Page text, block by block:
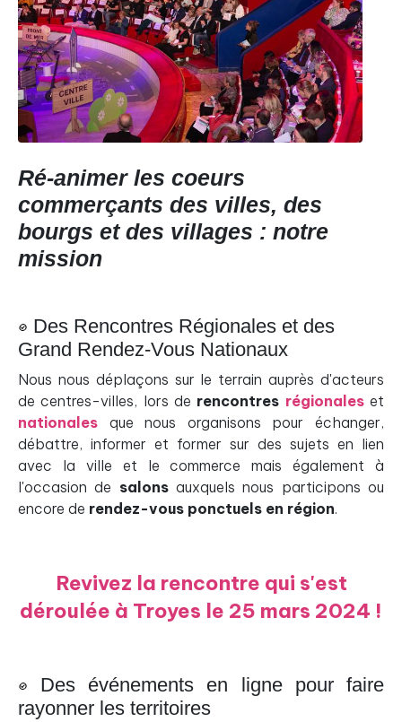
Ré-animer les coeurs
commerçants des villes, des
bourgs et des villages : notre
mission
Des Rencontres Régionales et des
Grand Rendez-Vous Nationaux
Nous nous déplaçons sur le terrain auprès d'acteurs
de centres-villes, lors de rencontres régionales et
nationales que nous organisons pour échanger,
débattre, informer et former sur des sujets en lien
avec la ville et le commerce mais également à
l'occasion de salonsauxquels nous participons ou
encore de rendez-vous ponctuels en région.
Revivez la rencontre qui s'est
déroulée à Troyes le 25 mars 2024 !
Des événements en ligne pour faire
rayonner les territoires